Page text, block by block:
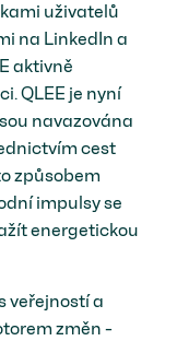
uživatelů
na LinkedIn a
aktivně
QLEE je nyní
navazována
cest
způsobem
impulsy se
energetickou
veřejností a
změn -